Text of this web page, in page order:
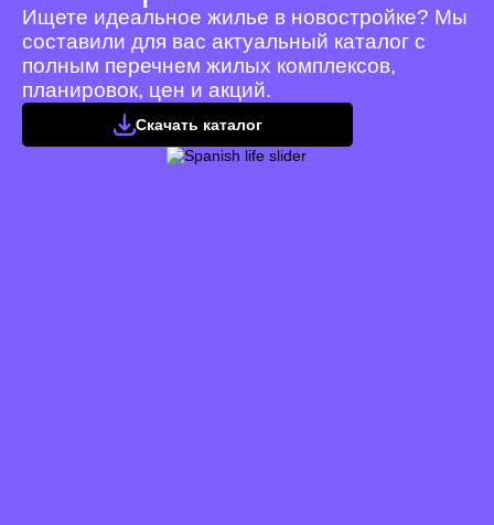
Ищете идеальное жилье в новостройке? Мы
составили для вас актуальный каталог с
полным перечнем жилых комплексов,
планировок, цен и акций.
Скачать каталог